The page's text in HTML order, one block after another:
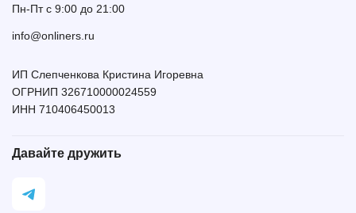
Пн-Пт с 9:00 до 21:00
info@onliners.ru
ИП Слепченкова Кристина Игоревна
ОГРНИП 326710000024559
ИНН 710406450013
Давайте дружить